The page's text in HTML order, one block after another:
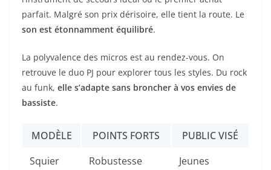
parfait. Malgré son prix dérisoire, elle tient la route. Le
son est étonnamment équilibré.
La polyvalence des micros est au rendez-vous. On
retrouve le duo PJ pour explorer tous les styles. Du rock
au funk, elle s’adapte sans broncher à vos envies de
bassiste.
MODÈLE POINTS FORTS
PUBLIC VISÉ
Squier
Robustesse
Jeunes